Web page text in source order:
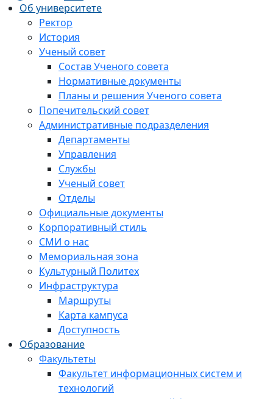
Об университете
Ректор
История
Ученый совет
Состав Ученого совета
Нормативные документы
Планы и решения Ученого совета
Попечительский совет
Административные подразделения
Департаменты
Управления
Службы
Ученый совет
Отделы
Официальные документы
Корпоративный стиль
СМИ о нас
Мемориальная зона
Культурный Политех
Инфраструктура
Маршруты
Карта кампуса
Доступность
Образование
Факультеты
Факультет информационных систем и
технологий